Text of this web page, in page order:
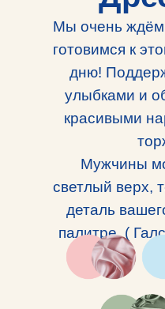
Мы очень ждём
готовимся к
дню!
улыбками и
красивыми
Мужчины
светлый верх,
деталь
палитре. (